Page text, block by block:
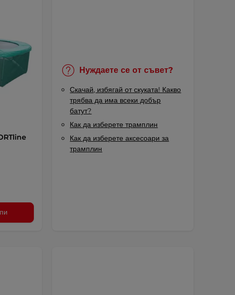
Нуждаете се от съвет?
Скачай, избягай от скуката! Какво
трябва да има всеки добър
батут?
Как да изберете трамплин
Как да изберете аксесоари за
трамплин